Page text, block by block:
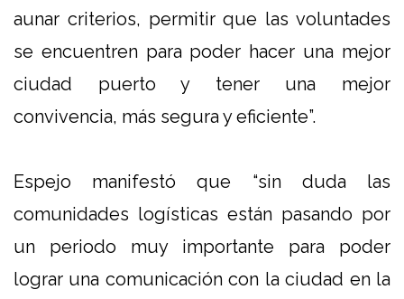
aunar criterios, permitir que las voluntades
se encuentren para poder hacer una mejor
ciudad puerto y tener una mejor
convivencia, más segura y eficiente”.
Espejo manifestó que “sin duda las
comunidades logísticas están pasando por
un periodo muy importante para poder
lograr una comunicación con la ciudad en la